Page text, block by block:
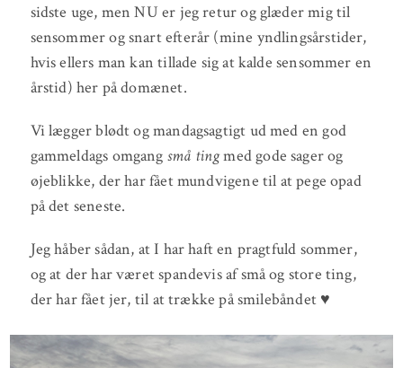
sidste uge, men NU er jeg retur og glæder mig til
sensommer og snart efterår (mine yndlingsårstider,
hvis ellers man kan tillade sig at kalde sensommer en
årstid) her på domænet.
Vi lægger blødt og mandagsagtigt ud med en god
gammeldags omgang små tingmed gode sager og
øjeblikke, der har fået mundvigene til at pege opad
på det seneste.
Jeg håber sådan, at I har haft en pragtfuld sommer,
og at der har været spandevis af små og store ting,
der har fået jer, til at trække på smilebåndet ♥